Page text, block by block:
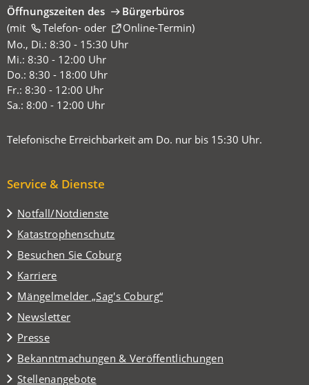
Öffnungszeiten des
Bürgerbüros
(mit
Telefon-oder Online-Termin
(Öffnet
in
einem
neuen
Tab)
)
Mo., Di.: 8:30 - 15:30 Uhr
Mi.: 8:30 - 12:00 Uhr
Do.: 8:30 - 18:00 Uhr
Fr.: 8:30 - 12:00 Uhr
Sa.: 8:00 - 12:00 Uhr
Telefonische Erreichbarkeit am Do. nur bis 15:30 Uhr.
Service & Dienste
Notfall/Notdienste
Katastrophenschutz
Besuchen Sie Coburg
(Öffnet
in
einem
neuen
Tab)
Karriere
Mängelmelder „Sag's Coburg“
(Öffnet
in
einem
neuen
Tab)
Newsletter
Presse
Bekanntmachungen & Veröffentlichungen
Stellenangebote